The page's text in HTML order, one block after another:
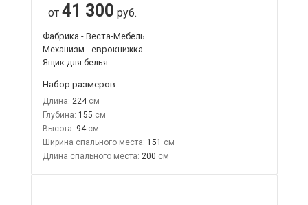
от 41 300 руб.
Фабрика - Веста-Мебель
Механизм - еврокнижка
Ящик для белья
Набор размеров
Длина: 224
Глубина: 155
Высота: 94
Ширина спального места: 151
Длина спального места: 200